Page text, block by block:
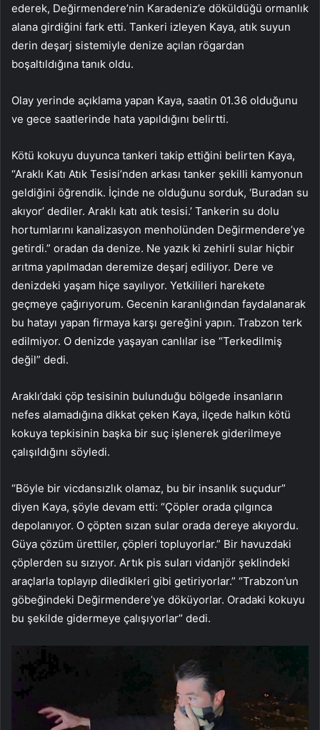
ederek, Değirmendere’nin Karadeniz’e döküldüğü ormanlık
alana girdiğini fark etti. Tankeri izleyen Kaya, atık suyun
derin deşarj sistemiyle denize açılan rögardan
boşaltıldığına tanık oldu.
Olay yerinde açıklama yapan Kaya, saatin 01.36 olduğunu
ve gece saatlerinde hata yapıldığını belirtti.
Kötü kokuyu duyunca tankeri takip ettiğini belirten Kaya,
“Araklı Katı Atık Tesisi’nden arkası tanker şekilli kamyonun
geldiğini öğrendik. İçinde ne olduğunu sorduk, ‘Buradan su
akıyor’ dediler. Araklı katı atık tesisi.’ Tankerin su dolu
hortumlarını kanalizasyon menholünden Değirmendere’ye
getirdi.” oradan da denize. Ne yazık ki zehirli sular hiçbir
arıtma yapılmadan deremize deşarj ediliyor. Dere ve
denizdeki yaşam hiçe sayılıyor. Yetkilileri harekete
geçmeye çağırıyorum. Gecenin karanlığından faydalanarak
bu hatayı yapan firmaya karşı gereğini yapın. Trabzon terk
edilmiyor. O denizde yaşayan canlılar ise “Terkedilmiş
değil” dedi.
Araklı’daki çöp tesisinin bulunduğu bölgede insanların
nefes alamadığına dikkat çeken Kaya, ilçede halkın kötü
kokuya tepkisinin başka bir suç işlenerek giderilmeye
çalışıldığını söyledi.
“Böyle bir vicdansızlık olamaz, bu bir insanlık suçudur”
diyen Kaya, şöyle devam etti: “Çöpler orada çılgınca
depolanıyor. O çöpten sızan sular orada dereye akıyordu.
Güya çözüm ürettiler, çöpleri topluyorlar.” Bir havuzdaki
çöplerden su sızıyor. Artık pis suları vidanjör şeklindeki
araçlarla toplayıp diledikleri gibi getiriyorlar.” “Trabzon’un
göbeğindeki Değirmendere’ye döküyorlar. Oradaki kokuyu
bu şekilde gidermeye çalışıyorlar” dedi.